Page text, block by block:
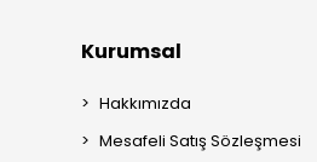
Kurumsal
Hakkımızda
Mesafeli Satış Sözleşmesi